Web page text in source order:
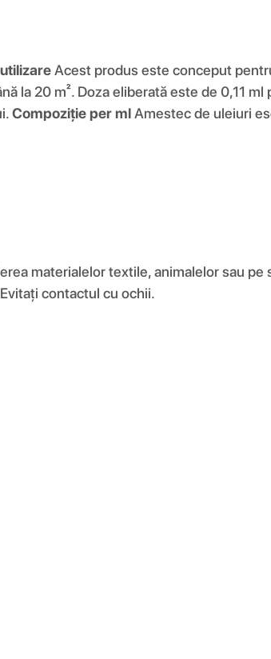
Acest produs este conceput
la 20 m². Doza eliberată este de 0,11
Compoziție per mlAmestec de uleiuri
materialelor textile, animalelor sau
contactul cu ochii.